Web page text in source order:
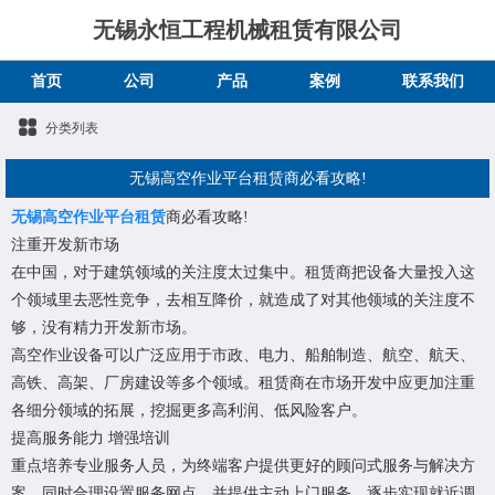
无锡永恒工程机械租赁有限公司
首页 公司 产品 案例 联系我们
分类列表
无锡高空作业平台租赁商必看攻略!
无锡高空作业平台租赁商必看攻略!
注重开发新市场
在中国，对于建筑领域的关注度太过集中。租赁商把设备大量投入这
个领域里去恶性竞争，去相互降价，就造成了对其他领域的关注度不
够，没有精力开发新市场。
高空作业设备可以广泛应用于市政、电力、船舶制造、航空、航天、
高铁、高架、厂房建设等多个领域。租赁商在市场开发中应更加注重
各细分领域的拓展，挖掘更多高利润、低风险客户。
提高服务能力 增强培训
重点培养专业服务人员，为终端客户提供更好的顾问式服务与解决方